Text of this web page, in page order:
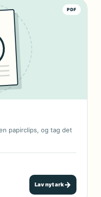
PDF
papirclips, og tag det
Lav nyt ark→